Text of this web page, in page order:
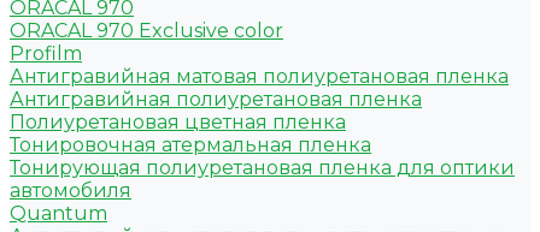
ORACAL 970
ORACAL 970 Exclusive color
Profilm
Антигравийная матовая полиуретановая пленка
Антигравийная полиуретановая пленка
Полиуретановая цветная пленка
Тонировочная атермальная пленка
Тонирующая полиуретановая пленка для оптики
автомобиля
Quantum